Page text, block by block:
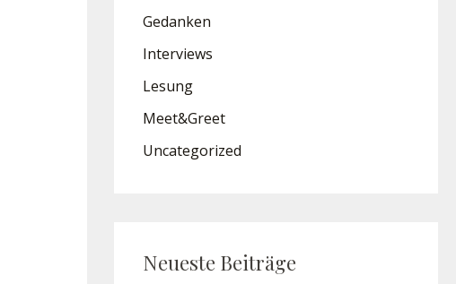
:Gedanken
Interviews
Lesung
Meet&Greet
Uncategorized
Neueste Beiträge